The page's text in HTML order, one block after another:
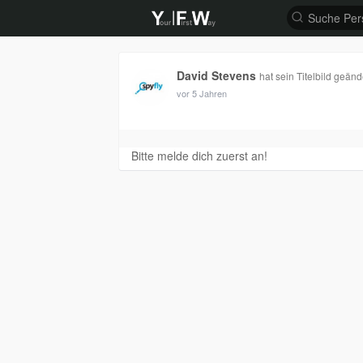
David Stevens hat sein Titelbild
vor 5 Jahren
Bitte melde dich zuerst an!